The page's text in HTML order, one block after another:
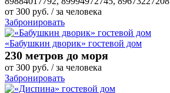
от 300 руб. / за человека
Забронировать
«Бабушкин дворик» гостевой дом
230 метров до моря
от 300 руб. / за человека
Забронировать